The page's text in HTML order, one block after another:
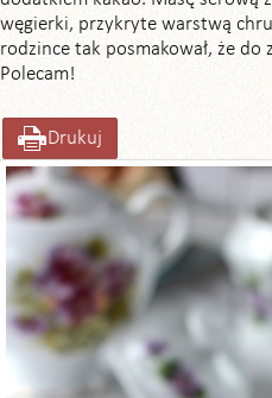
węgierki, przykryte warstwą
rodzince tak posmakował, że do
Polecam!
Drukuj